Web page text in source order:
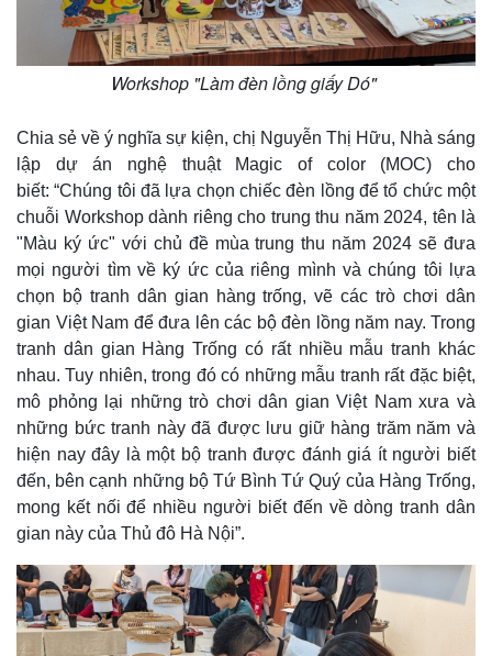
Thế giới
Quan sát
Cuộc sống đó đây
Hồ sơ
Multimedia
Video
Ảnh
E-Magazine
Infographic
Workshop "Làm đèn lồng giấy Dó"
Chia sẻ về ý nghĩa sự kiện, chị Nguyễn Thị Hữu, Nhà sáng
lập dự án nghệ thuật Magic of color (MOC) cho
biết: “Chúng tôi đã lựa chọn chiếc đèn lồng để tổ chức một
chuỗi Workshop dành riêng cho trung thu năm 2024, tên là
"Màu ký ức" với chủ đề mùa trung thu năm 2024 sẽ đưa
mọi người tìm về ký ức của riêng mình và chúng tôi lựa
chọn bộ tranh dân gian hàng trống, vẽ các trò chơi dân
gian Việt Nam để đưa lên các bộ đèn lồng năm nay. Trong
tranh dân gian Hàng Trống có rất nhiều mẫu tranh khác
nhau. Tuy nhiên, trong đó có những mẫu tranh rất đặc biệt,
mô phỏng lại những trò chơi dân gian Việt Nam xưa và
những bức tranh này đã được lưu giữ hàng trăm năm và
hiện nay đây là một bộ tranh được đánh giá ít người biết
đến, bên cạnh những bộ Tứ Bình Tứ Quý của Hàng Trống,
mong kết nối để nhiều người biết đến về dòng tranh dân
gian này của Thủ đô Hà Nội”.